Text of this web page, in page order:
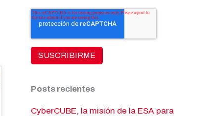
Posts recientes
CyberCUBE, la misión de la ESA para